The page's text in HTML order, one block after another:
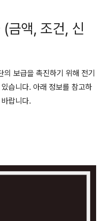
금액, 조건, 신
보급을 촉진하기 위해 전기
습니다. 아래 정보를 참고하
랍니다.